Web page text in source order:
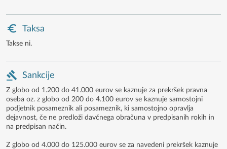
Taksa
Takse ni.
Sankcije
Z globo od 1.200 do 41.000 eurov se kaznuje za prekršek pravna
oseba oz. z globo od 200 do 4.100 eurov se kaznuje samostojni
podjetnik posameznik ali posameznik, ki samostojno opravlja
dejavnost, če ne predloži davčnega obračuna v predpisanih rokih in
na predpisan način.
Z globo od 4.000 do 125.000 eurov se za navedeni prekršek kaznuje